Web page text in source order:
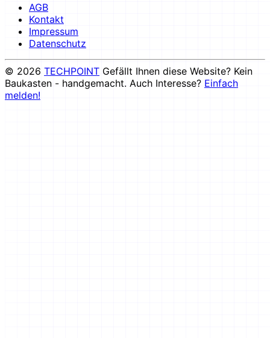
AGB
Kontakt
Impressum
Datenschutz
© 2026 TECHPOINT Gefällt Ihnen diese Website? Kein
Baukasten - handgemacht. Auch Interesse? Einfach
melden!